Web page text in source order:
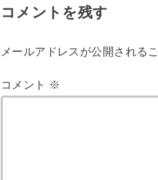
コメントを残す
メールアドレスが公開される
コメント ※